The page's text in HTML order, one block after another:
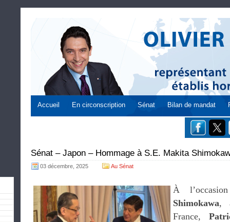
Accueil En circonscription Sénat Bilan de mandat
Sénat – Japon – Hommage à S.E. Makita
03 décembre, 2025 Au Sénat
À
Shimokawa,
France,